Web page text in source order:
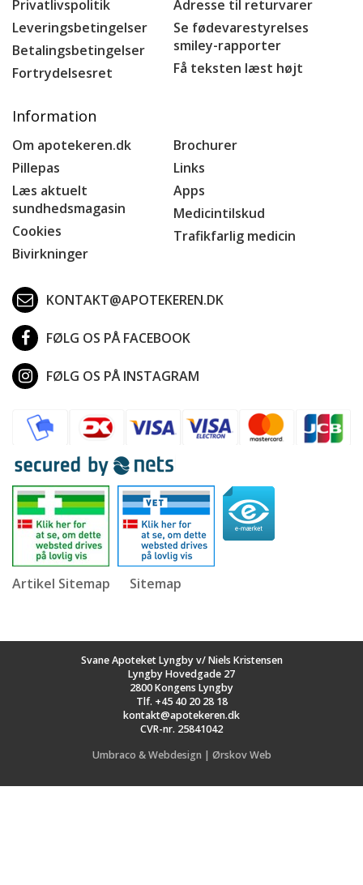
Privatlivspolitik
Leveringsbetingelser
Betalingsbetingelser
Fortrydelsesret
Adresse til returvarer
Se fødevarestyrelses
smiley-rapporter
Få teksten læst højt
Information
Om apotekeren.dk
Pillepas
Læs aktuelt
sundhedsmagasin
Cookies
Bivirkninger
Brochurer
Links
Apps
Medicintilskud
Trafikfarlig medicin
KONTAKT@APOTEKEREN.DK
FØLG OS PÅ FACEBOOK
FØLG OS PÅ INSTAGRAM
Artikel Sitemap Sitemap
Svane Apoteket Lyngby v/ Niels Kristensen
Lyngby Hovedgade 27
2800 Kongens Lyngby
Tlf. +45 40 20 28 18
kontakt@apotekeren.dk
CVR-nr. 25841042
Umbraco & Webdesign | Ørskov Web